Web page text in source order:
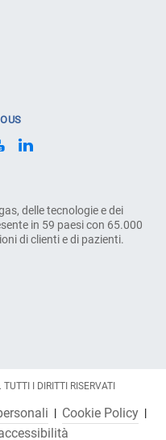
delle tecnologie e dei
in 59 paesi con 65.000
di clienti e di pazienti.
I DIRITTI RISERVATI
Cookie Policy